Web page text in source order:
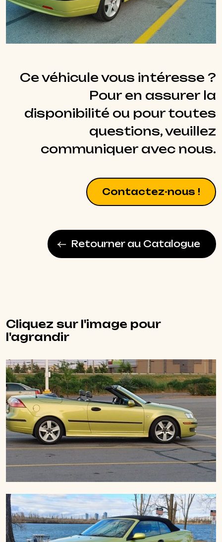
Ce véhicule vous intéresse ?
Pour en assurer la
disponibilité ou pour toutes
questions, veuillez
communiquer avec nous.
Contactez-nous !
Retourner au Catalogue
Cliquez sur l'image pour
l'agrandir